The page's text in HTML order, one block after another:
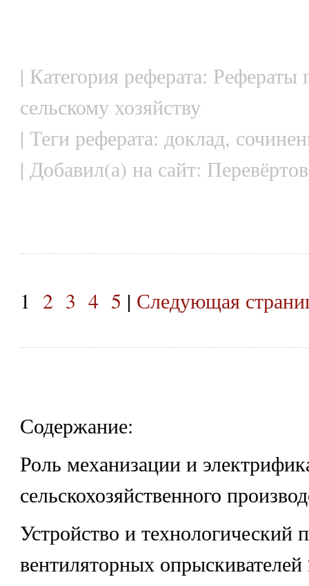
| Категория реферата: Рефераты
сельскому хозяйству
| Теги реферата: доклад,
| Добавил(а) на сайт:
1 2 3 4 5 | Следующая
Содержание:
Роль механизации и
сельскохозяйственного
Устройство и технологический
вентиляторных опрыскивателей